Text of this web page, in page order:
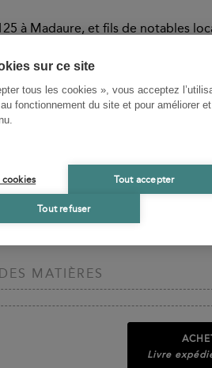
sur ce site
tous les cookies », vous acceptez
fonctionnement du site et pour améliorer et
cookies Tout accepter
Tout refuser
à Madaure, et fils de notables
ses études. Passant par Rome,
où il goûta aux
De ce séjour athénien, il retira
il mena une vie publique
culte impérial. Auteur prolifique,
roman, L’Âne d’or. Apulée est
de sorcellerie dont il fut
d’une culture encyclopédique.
lettres (1897), docteur ès lettres
MATIÈRES
Livre